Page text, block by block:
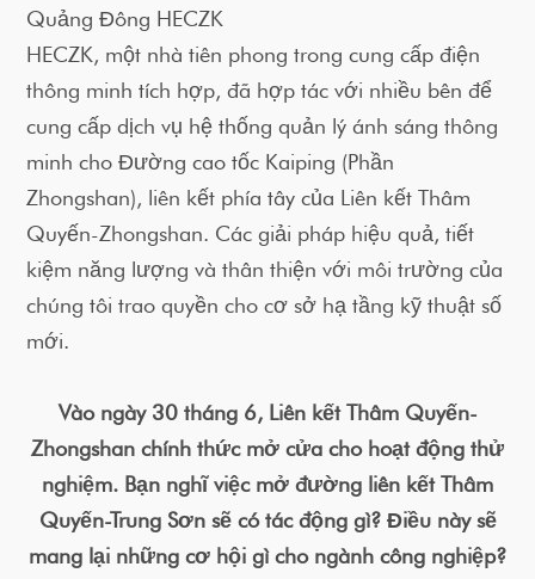
Quảng Đông HECZK
HECZK, một nhà tiên phong trong cung cấp điện
thông minh tích hợp, đã hợp tác với nhiều bên để
cung cấp dịch vụ hệ thống quản lý ánh sáng thông
minh cho Đường cao tốc Kaiping (Phần
Zhongshan), liên kết phía tây của Liên kết Thâm
Quyến-Zhongshan. Các giải pháp hiệu quả, tiết
kiệm năng lượng và thân thiện với môi trường của
chúng tôi trao quyền cho cơ sở hạ tầng kỹ thuật số
mới.
Vào ngày 30 tháng 6, Liên kết Thâm Quyến-
Zhongshan chính thức mở cửa cho hoạt động thử
nghiệm. Bạn nghĩ việc mở đường liên kết Thâm
Quyến-Trung Sơn sẽ có tác động gì? Điều này sẽ
mang lại những cơ hội gì cho ngành công nghiệp?